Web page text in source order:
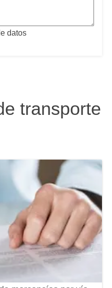
datos
transporte